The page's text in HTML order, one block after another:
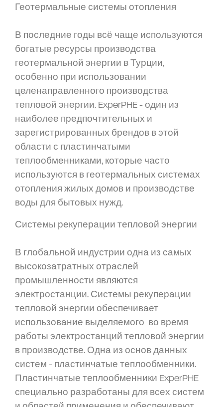
Геотермальные системы отопления
В последние годы всё чаще используются
богатые ресурсы производства
геотермальной энергии в Турции,
особенно при использовании
целенаправленного производства
тепловой энергии. ExperPHE - один из
наиболее предпочтительных и
зарегистрированных брендов в этой
области с пластинчатыми
теплообменниками, которые часто
используются в геотермальных системах
отопления жилых домов и производстве
воды для бытовых нужд.
Системы рекуперации тепловой энергии
В глобальной индустрии одна из самых
высокозатратных отраслей
промышленности являются
электростанции. Системы рекуперации
тепловой энергии обеспечивает
использование выделяемого во время
работы электростанций тепловой энергии
в производстве. Одна из основ данных
систем - пластинчатые теплообменники.
Пластинчатые теплообменники ExperPHE
специально разработаны для всех систем